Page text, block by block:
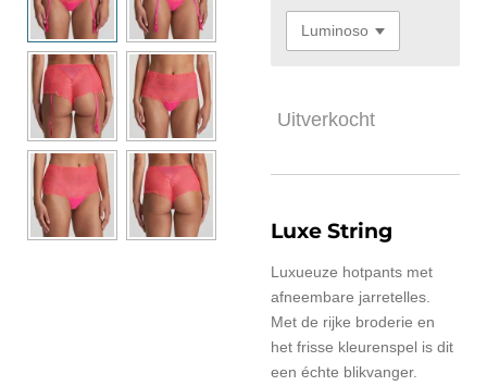
Uitverkocht
Luxe String
Luxueuze hotpants met
afneembare jarretelles.
Met de rijke broderie en
het frisse kleurenspel is dit
een échte blikvanger.